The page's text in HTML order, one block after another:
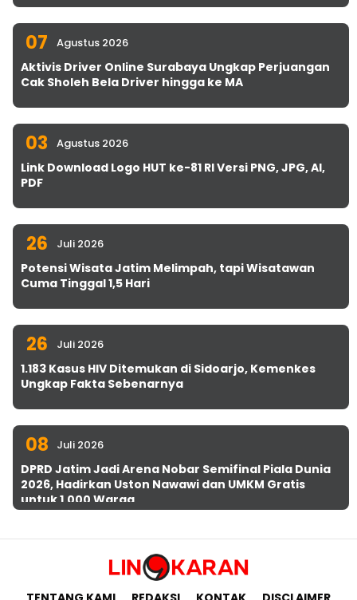
07 Agustus 2026
Aktivis Driver Online Surabaya Ungkap Perjuangan
Cak Sholeh Bela Driver hingga ke MA
03 Agustus 2026
Link Download Logo HUT ke-81 RI Versi PNG, JPG, AI,
PDF
26 Juli 2026
Potensi Wisata Jatim Melimpah, tapi Wisatawan
Cuma Tinggal 1,5 Hari
26 Juli 2026
1.183 Kasus HIV Ditemukan di Sidoarjo, Kemenkes
Ungkap Fakta Sebenarnya
08 Juli 2026
DPRD Jatim Jadi Arena Nobar Semifinal Piala Dunia
2026, Hadirkan Uston Nawawi dan UMKM Gratis
untuk 1.000 Warga